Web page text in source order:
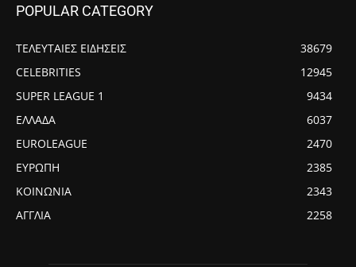
POPULAR CATEGORY
ΤΕΛΕΥΤΑΙΕΣ ΕΙΔΗΣΕΙΣ
38679
CELEBRITIES
12945
SUPER LEAGUE 1
9434
ΕΛΛΑΔΑ
6037
EUROLEAGUE
2470
ΕΥΡΩΠΗ
2385
ΚΟΙΝΩΝΙΑ
2343
ΑΓΓΛΙΑ
2258